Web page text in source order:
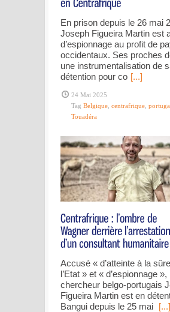
En prison depuis le 26 mai
Joseph Figueira Martin est
d’espionnage au profit de
occidentaux. Ses proches
une instrumentalisation de
détention pour co [...]
24 Mai 2025
Tag Belgique centrafrique
Touadéra
Accusé « d’atteinte à la
l’Etat » et « d’espionnage »,
chercheur belgo-portugais
Figueira Martin est en
Bangui depuis le 25 mai [...]